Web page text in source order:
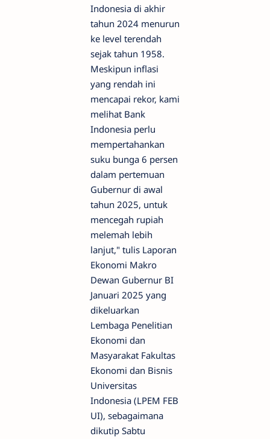
Indonesia di akhir
tahun 2024 menurun
ke level terendah
sejak tahun 1958.
Meskipun inflasi
yang rendah ini
mencapai rekor, kami
melihat Bank
Indonesia perlu
mempertahankan
suku bunga 6 persen
dalam pertemuan
Gubernur di awal
tahun 2025, untuk
mencegah rupiah
melemah lebih
lanjut," tulis Laporan
Ekonomi Makro
Dewan Gubernur BI
Januari 2025 yang
dikeluarkan
Lembaga Penelitian
Ekonomi dan
Masyarakat Fakultas
Ekonomi dan Bisnis
Universitas
Indonesia (LPEM FEB
UI), sebagaimana
dikutip Sabtu